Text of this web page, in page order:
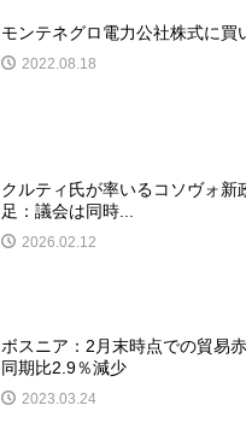
モンテネグロ電力公社株式に買
2022.08.18
クルティ氏が率いるコソヴォ新
足：議会は同時...
2026.02.12
ボスニア：2月末時点での貿易
同期比2.9％減少
2023.03.24